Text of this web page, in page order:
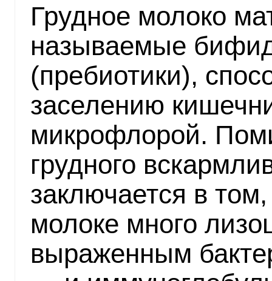
Грудное молоко
называемые
(пребиотики),
заселению
микрофлорой.
грудного
заключается в
молоке много
выраженным